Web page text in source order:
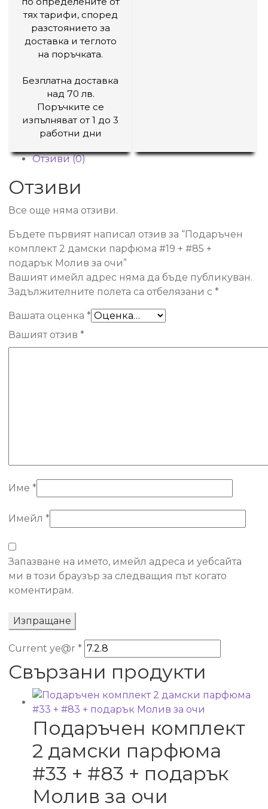
тях тарифи, според
разстоянието за
доставка и теглото
на поръчката.
Безплатна доставка
над 70 лв.
Поръчките се
изпълняват от 1 до 3
работни дни
Отзиви (0)
Отзиви
Все още няма отзиви.
Бъдете първият написал отзив за “Подаръчен
комплект 2 дамски парфюма #19 + #85 +
подарък Молив за очи”
Вашият имейл адрес няма да бъде публикуван.
Задължителните полета са отбелязани с *
Вашата оценка *
Вашият отзив *
Име *
Имейл *
Запазване на името, имейл адреса и уебсайта
ми в този браузър за следващия път когато
коментирам.
Current ye@r *
Свързани продукти
Подаръчен комплект
2 дамски парфюма
#33 + #83 + подарък
Молив за очи